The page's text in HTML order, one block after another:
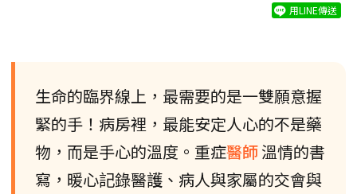
用LINE傳送
生命的臨界線上，最需要的是一雙願意握
緊的手！病房裡，最能安定人心的不是藥
物，而是手心的溫度。重症醫師溫情的書
寫，暖心記錄醫護、病人與家屬的交會與